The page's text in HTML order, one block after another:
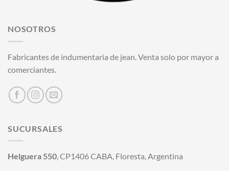
NOSOTROS
Fabricantes de indumentaria de jean. Venta solo por mayor a
comerciantes.
SUCURSALES
Helguera 550, CP1406 CABA, Floresta, Argentina